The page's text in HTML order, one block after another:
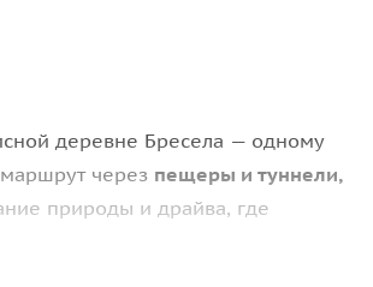
деревне Бресела — одному
через пещеры и туннели,
природы и драйва, где